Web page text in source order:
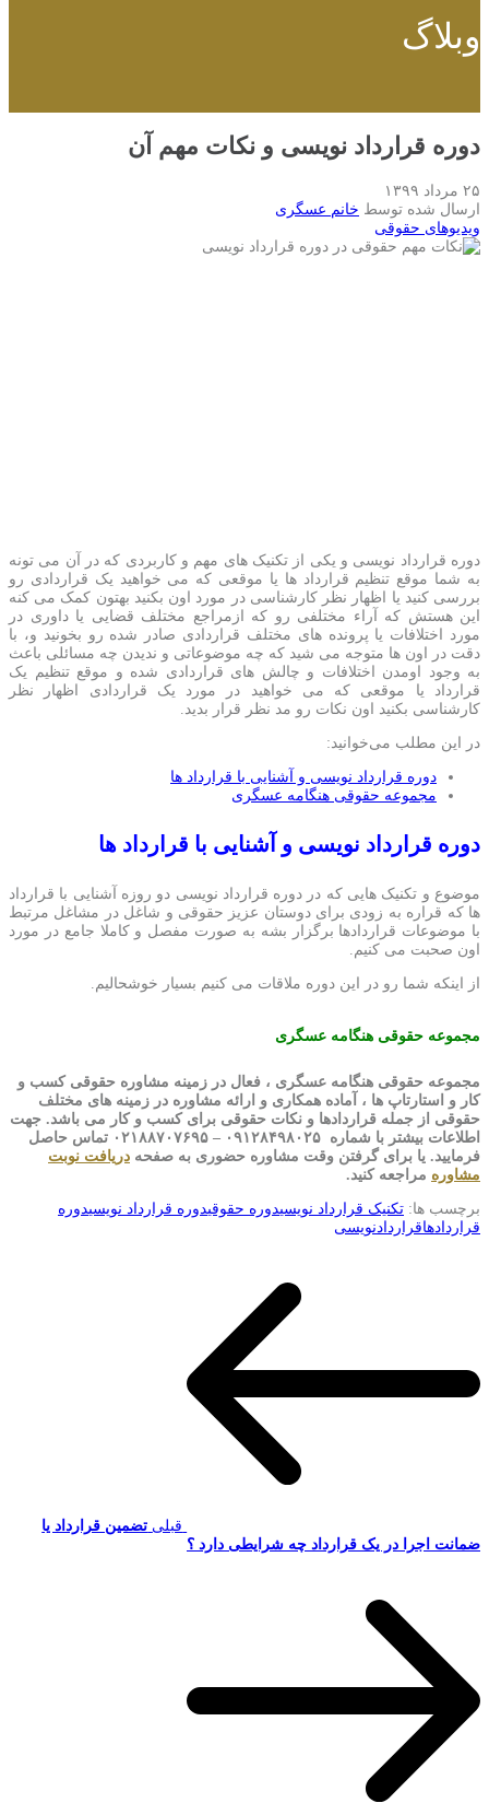
وبلاگ
دوره قرارداد نویسی و نکات مهم آن
۲۵ مرداد ۱۳۹۹
ارسال شده توسط خانم عسگری
ویدیوهای حقوقی
دوره قرارداد نویسی و یکی از تکنیک های مهم و کاربردی که در آن می تونه
به شما موقع تنظیم قرارداد ها یا موقعی که می خواهید یک قراردادی رو
بررسی کنید یا اظهار نظر کارشناسی در مورد اون بکنید بهتون کمک می کنه
این هستش که آراء مختلفی رو که ازمراجع مختلف قضایی یا داوری در
مورد اختلافات یا پرونده های مختلف قراردادی صادر شده رو بخونید و، با
دقت در اون ها متوجه می شید که چه موضوعاتی و ندیدن چه مسائلی باعث
به وجود اومدن اختلافات و چالش های قراردادی شده و موقع تنظیم یک
قرارداد یا موقعی که می خواهید در مورد یک قراردادی اظهار نظر
کارشناسی بکنید اون نکات رو مد نظر قرار بدید.
در این مطلب می‌خوانید:
دوره قرارداد نویسی و آشنایی با قرارداد ها
مجموعه حقوقی هنگامه عسگری
دوره قرارداد نویسی و آشنایی با قرارداد ها
موضوع و تکنیک هایی که در دوره قرارداد نویسی دو روزه آشنایی با قرارداد
ها که قراره به زودی برای دوستان عزیز حقوقی و شاغل در مشاغل مرتبط
با موضوعات قراردادها برگزار بشه به صورت مفصل و کاملا جامع در مورد
اون صحبت می کنیم.
از اینکه شما رو در این دوره ملاقات می کنیم بسیار خوشحالیم.
مجموعه حقوقی هنگامه عسگری
مجموعه حقوقی هنگامه عسگری ، فعال در زمینه مشاوره حقوقی کسب و
کار و استارتاپ ها ، آماده همکاری و ارائه مشاوره در زمینه های مختلف
حقوقی از جمله قراردادها و نکات حقوقی برای کسب و کار می باشد. جهت
اطلاعات بیشتر با شماره ۰۹۱۲۸۴۹۸۰۲۵ – ۰۲۱۸۸۷۰۷۶۹۵ تماس حاصل
فرمایید. یا برای گرفتن وقت مشاوره حضوری به صفحه دریافت نوبت
مشاوره مراجعه کنید.
برچسب ها: تکنیک قرارداد نویسیدوره حقوقیدوره قرارداد نویسیدوره
قراردادهاقراردادنویسی
قبلی تضمین قرارداد یا
ضمانت اجرا در یک قرارداد چه شرایطی دارد ؟